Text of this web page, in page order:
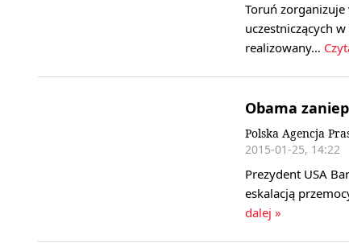
Toruń zorganizuje
uczestniczących
realizowany…
Obama
Polska Agencja
2015-01-25, 14:22
Prezydent USA
eskalacją
dalej »